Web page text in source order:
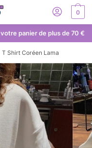
0
panier de plus de 70 €
T Shirt Coréen Lama